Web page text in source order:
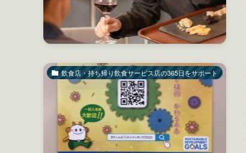
飲食店・持ち帰り飲食サービス店の365日をサポート